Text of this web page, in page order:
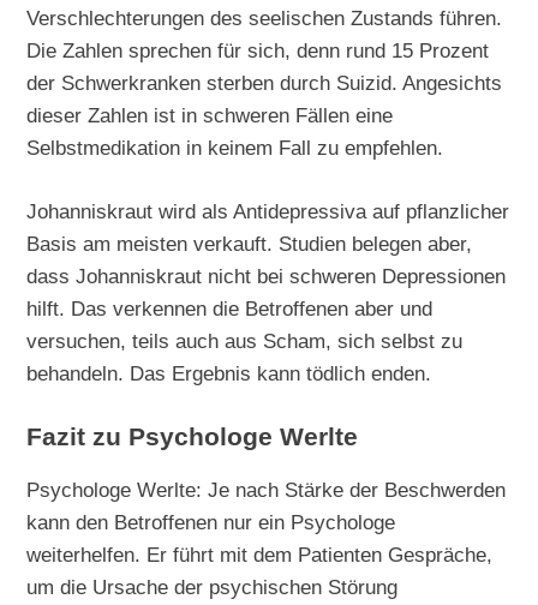
Verschlechterungen des seelischen Zustands führen.
Die Zahlen sprechen für sich, denn rund 15 Prozent
der Schwerkranken sterben durch Suizid. Angesichts
dieser Zahlen ist in schweren Fällen eine
Selbstmedikation in keinem Fall zu empfehlen.
Johanniskraut wird als Antidepressiva auf pflanzlicher
Basis am meisten verkauft. Studien belegen aber,
dass Johanniskraut nicht bei schweren Depressionen
hilft. Das verkennen die Betroffenen aber und
versuchen, teils auch aus Scham, sich selbst zu
behandeln. Das Ergebnis kann tödlich enden.
Fazit zu Psychologe Werlte
Psychologe Werlte: Je nach Stärke der Beschwerden
kann den Betroffenen nur ein Psychologe
weiterhelfen. Er führt mit dem Patienten Gespräche,
um die Ursache der psychischen Störung